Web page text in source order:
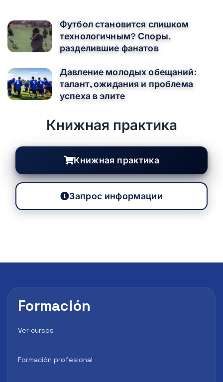
Футбол становится слишком
технологичным? Споры,
разделившие фанатов
Давление молодых обещаний:
талант, ожидания и проблема
успеха в элите
Книжная практика
Книжная практика
Запрос информации
Formación
Ver cursos
Formación profesional